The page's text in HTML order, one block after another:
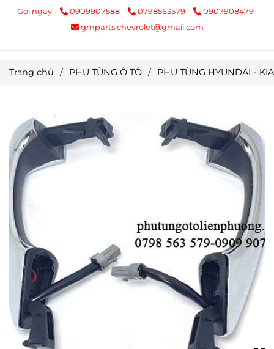
Gọi ngay 0909907588 0798563579
0907908479
gmparts.chevrolet@gmail.com
Trang chủ / PHỤ TÙNG Ô TÔ / PHỤ TÙNG HYUNDAI - KIA